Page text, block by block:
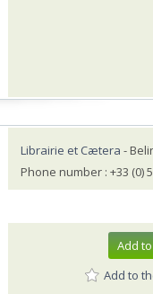
Librairie et Cætera -
Phone number : +33 (0)
Add
Add to